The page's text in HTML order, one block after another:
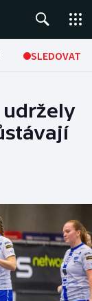
SLEDOVAT
udržely